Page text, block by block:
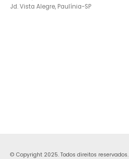
Jd. Vista Alegre, Paulínia-SP
© Copyright 2025. Todos direitos reservados.